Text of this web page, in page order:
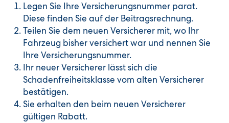
Legen Sie Ihre Versicherungsnummer parat.
Diese finden Sie auf der Beitragsrechnung.
Teilen Sie dem neuen Versicherer mit, wo Ihr
Fahrzeug bisher versichert war und nennen Sie
Ihre Versicherungsnummer.
Ihr neuer Versicherer lässt sich die
Schadenfreiheitsklasse vom alten Versicherer
bestätigen.
Sie erhalten den beim neuen Versicherer
gültigen Rabatt.